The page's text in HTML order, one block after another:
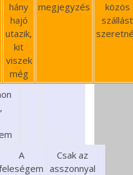
hány
hajó
utazik,
kit
viszek
még
megjegyzés
közös
szállást
A
Csak az
asszonnyal